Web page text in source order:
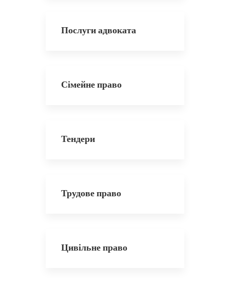
Послуги адвоката
Сімейне право
Тендери
Трудове право
Цивільне право